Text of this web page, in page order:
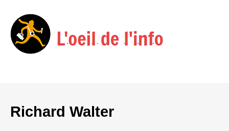
content
Richard Walter